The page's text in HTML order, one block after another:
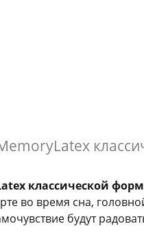
классической
во время сна,
будут